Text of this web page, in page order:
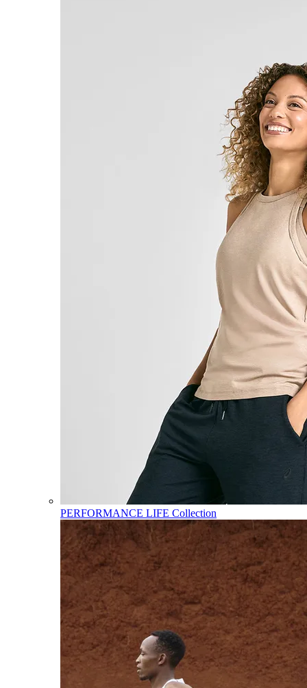
PERFORMANCE LIFE Collection